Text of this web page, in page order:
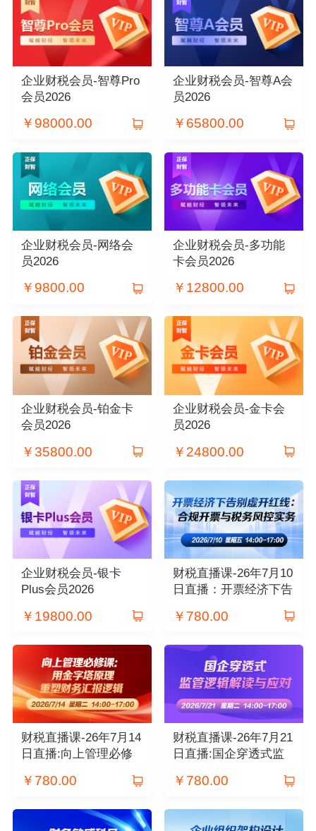
企业财税会员-智尊Pro
会员2026
￥ 98000.00
企业财税会员-智尊A会
员2026
￥ 65800.00
企业财税会员-网络会
员2026
￥ 9800.00
企业财税会员-多功能
卡会员2026
￥ 12800.00
企业财税会员-铂金卡
会员2026
￥35800.00
企业财税会员-金卡会
员2026
￥ 24800.00
企业财税会员-银卡
Plus会员2026
￥ 19800.00
财税直播课-26年7月10
日直播：开票经济下告
与税务风控实务
￥ 780.00
财税直播课-26年7月14
日直播:向上管理必修
财务汇报逻辑
￥ 780.00
财税直播课-26年7月21
日直播:国企穿透式监
￥ 780.00